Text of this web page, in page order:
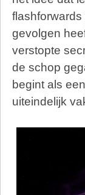
gevolgen
verstopte
de schop
begint als
uiteindelijk